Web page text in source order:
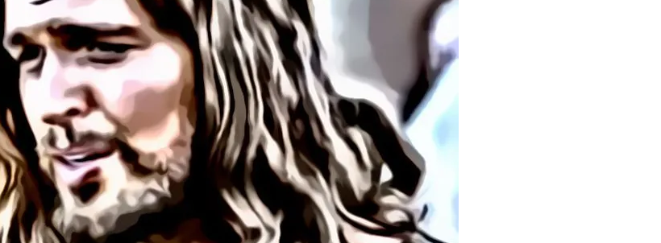
Novena al Volto Santo
Via Crucis
Richieste di preghiera
Testimonianze